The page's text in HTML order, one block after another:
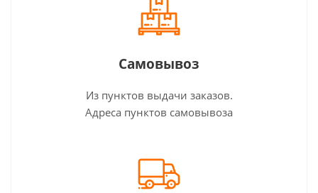
Самовывоз
Из пунктов выдачи заказов.
Адреса пунктов самовывоза